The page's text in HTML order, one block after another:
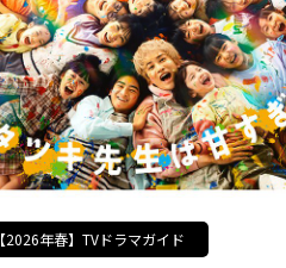
【2026年春】TVドラマガイド